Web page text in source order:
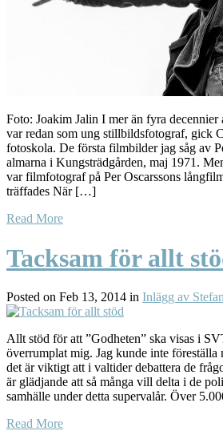
Foto: Joakim Jalin I mer än fyra decennier
var redan som ung stillbildsfotograf, gick
fotoskola. De första filmbilder jag såg av
almarna i Kungsträdgården, maj 1971.
var filmfotograf på Per Oscarssons
träffades När […]
Read More
Tacksam för allt
Posted on Feb 13, 2014 in Inlägg av
Allt stöd för att ”Godheten” ska visas i
överrumplat mig. Jag kunde inte föreställa
det är viktigt att i valtider debattera de
är glädjande att så många vill delta i de
samhälle under detta supervalår. Över
Read More